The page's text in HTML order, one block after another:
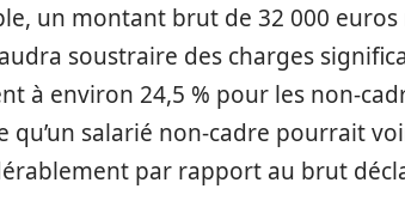
un montant brut de 32 000
soustraire des charges
à environ 24,5 % pour les non-
qu’un salarié non-cadre pourrait
par rapport au brut